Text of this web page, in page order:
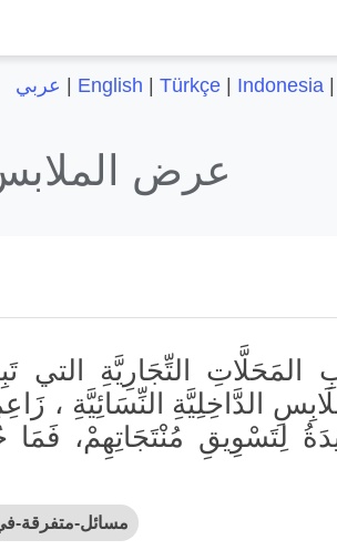
عربي English Türkçe| Indonesia|
عرض الملابس
التِّجَارِيَّةِ التي
الدَّاخِلِيَّةِ النِّسَائِيَّةِ ،
لِتَسْوِيقِ مُنْتَجَاتِهِمْ،
مسائل-متفرقة-